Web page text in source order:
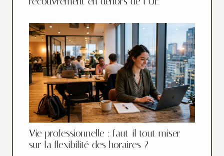
Vie professionnelle : faut-il tout miser
sur la flexibilité des horaires ?